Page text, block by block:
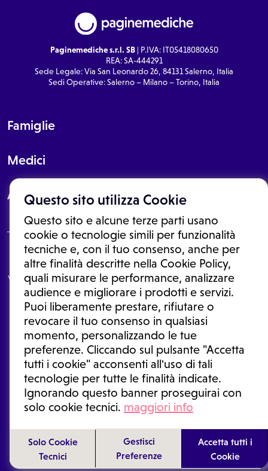
Questo sito utilizza Cookie
Questo sito e alcune terze parti usano
cookie o tecnologie simili per funzionalità
tecniche e, con il tuo consenso, anche per
altre finalità descritte nella Cookie Policy,
quali misurare le performance, analizzare
audience e migliorare i prodotti e servizi.
Puoi liberamente prestare, rifiutare o
revocare il tuo consenso in qualsiasi
momento, personalizzando le tue
preferenze. Cliccando sul pulsante "Accetta
tutti i cookie" acconsenti all'uso di tali
tecnologie per tutte le finalità indicate.
Ignorando questo banner proseguirai con
solo cookie tecnici. maggiori info
Solo Cookie
Tecnici
Gestisci
Preferenze
Accetta tutti i
Cookie
Paginemediche s.r.l. SB| P.IVA: IT05418080650
REA: SA-444291
Sede Legale: Via San Leonardo 26, 84131 Salerno, Italia
Sedi Operative: Salerno – Milano – Torino, Italia
Famiglie
Medici
About
Le informazioni proposte in questo sito non sono un consulto medico.
In nessun caso, queste informazioni sostituiscono un consulto, una
visita o una diagnosi formulata dal medico. Non si devono considerare
le informazioni disponibili come suggerimenti per la formulazione di
una diagnosi, la determinazione di un trattamento o l'assunzione o
sospensione di un farmaco senza prima consultare un medico di
medicina generale o uno specialista.
Condizioni di utilizzo|Privacy Policy |Gestione cookie
Ⓒ 2025 | Tutti i diritti riservati.